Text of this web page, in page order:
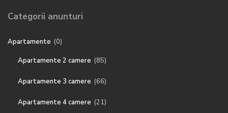
Categorii anunturi
Apartamente (0)
Apartamente 2 camere (85)
Apartamente 3 camere (66)
Apartamente 4 camere (21)